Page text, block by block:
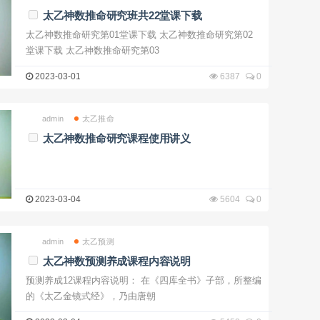
太乙神数推命研究班共22堂课下载
太乙神数推命研究第01堂课下载 太乙神数推命研究第02
堂课下载 太乙神数推命研究第03
2023-03-01 6387 0
admin 太乙推命
太乙神数推命研究课程使用讲义
2023-03-04 5604 0
admin 太乙预测
太乙神数预测养成课程内容说明
预测养成12课程内容说明： 在《四库全书》子部，所整编
的《太乙金镜式经》，乃由唐朝